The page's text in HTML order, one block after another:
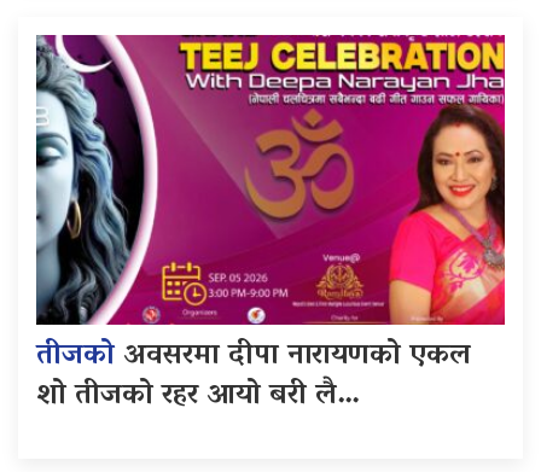
तीजकोअवसरमा दीपा नारायणको एकल
शो तीजको रहर आयो बरी लै…